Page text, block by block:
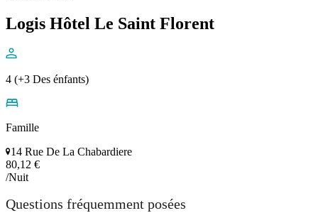
Logis Hôtel Le Saint Florent
4 (+3 Des énfants)
Famille
14 Rue De La Chabardiere
80,12 €
/Nuit
Questions fréquemment posées